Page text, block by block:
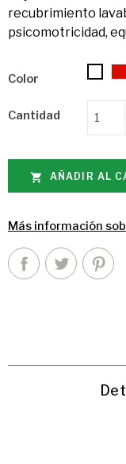
recubrimiento
psicomotricidad,
Color
Cantidad
 AÑADIR AL
Más información